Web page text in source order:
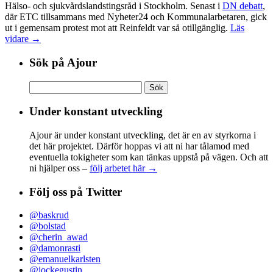
Hälso- och sjukvårdslandstingsråd i Stockholm. Senast i DN debatt,
där ETC tillsammans med Nyheter24 och Kommunalarbetaren, gick
ut i gemensam protest mot att Reinfeldt var så otillgänglig. Läs
vidare →
Sök på Ajour
efter:
Under konstant utveckling
Ajour är under konstant utveckling, det är en av styrkorna i
det här projektet. Därför hoppas vi att ni har tålamod med
eventuella tokigheter som kan tänkas uppstå på vägen. Och att
ni hjälper oss – följ arbetet här →
Följ oss på Twitter
@baskrud
@bolstad
@cherin_awad
@damonrasti
@emanuelkarlsten